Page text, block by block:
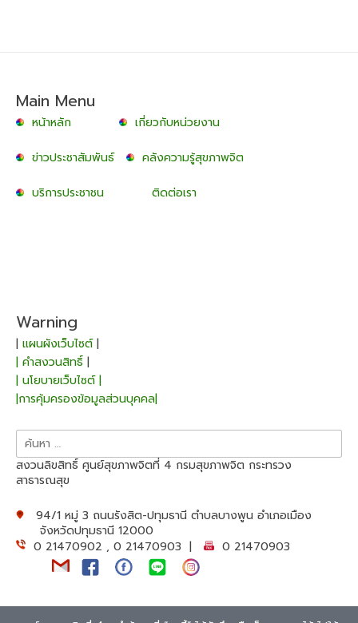
Main Menu
หน้าหลัก เกี่ยวกับหน่วยงาน
ข่าวประชาสัมพันธ์ คลังความรู้สุขภาพจิต
บริการประชาชน ติดต่อเรา
Warning
| แผนผังเว็บไซต์|
| คำสงวนสิทธิ์ |
| นโยบายเว็บไซต์ |
|การคุ้มครองข้อมูลส่วนบุคคล|
ค้นหา
สำหรับ:
สงวนลิขสิทธิ์ ศูนย์สุขภาพจิตที่ 4 กรมสุขภาพจิต กระทรวง
สาธารณสุข
94/1 หมู่ 3 ถนนรังสิต-ปทุมธานี ตำบลบางพูน อำเภอเมือง
จังหวัดปทุมธานี 12000
0 21470902 , 0 21470903 |
0 21470903